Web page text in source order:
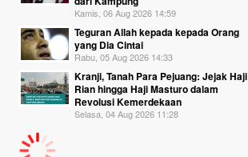
Kamis, 06 Aug 2026 14:59
Teguran Allah kepada kepada Orang
yang Dia Cintai
Rabu, 05 Aug 2026 14:33
Kranji, Tanah Para Pejuang: Jejak Haji
Rian hingga Haji Masturo dalam
Revolusi Kemerdekaan
Selasa, 04 Aug 2026 11:28